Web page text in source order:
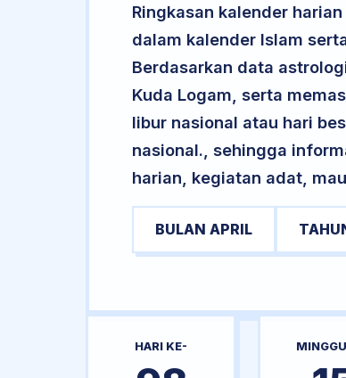
Ringkasan kalender
dalam kalender Islam
Berdasarkan data
Kuda Logam, serta
libur nasional atau hari
nasional., sehingga
harian, kegiatan adat,
BULAN APRIL
HARI KE-